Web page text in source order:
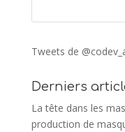
Tweets de
Derniers
La tête dans les
production de